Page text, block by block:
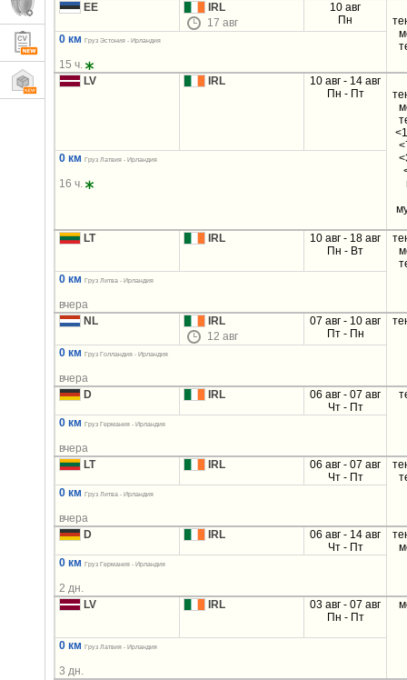
EE
IRL
17 авг
10 авг
Пн
0 км Груз Эстония - Ирландия
15 ч.
LV
IRL
10 авг - 14 авг
Пн - Пт
0 км Груз Латвия - Ирландия
16 ч.
LT IRL
10 авг - 18 авг
Пн - Вт
0 км
Груз Литва - Ирландия
вчера
NL
IRL
12 авг
07 авг - 10 авг
Пт - Пн
0 км Груз Голландия - Ирландия
вчера
D
IRL
06 авг - 07 авг
Чт - Пт
0 км Груз Германия - Ирландия
вчера
LT
IRL
06 авг - 07 авг
Чт - Пт
0 км
Груз Литва - Ирландия
вчера
D
IRL
06 авг - 14 авг
Чт - Пт
0 км
Груз Германия - Ирландия
2 дн.
LV
IRL
03 авг - 07 авг
Пн - Пт
0 км Груз Латвия - Ирландия
3 дн.